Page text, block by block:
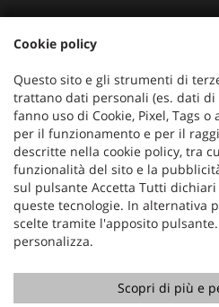
Dati fiscali:
Automobili Vendramini srl
Via Verdi, 97, Oderzo (TV)
C.F/P.IVA:04823130267
Registro delle imprese:TV
Copyright © 2026
Cookie policy
Questo sito e gli strumenti di
trattano dati personali (es. dati di
fanno uso di Cookie, Pixel, Tags
per il funzionamento e per il
descritte nella cookie policy, tra
funzionalità del sito e la
sul pulsante Accetta Tutti
queste tecnologie. In alternativa
scelte tramite l'apposito
personalizza.
Scopri di più e